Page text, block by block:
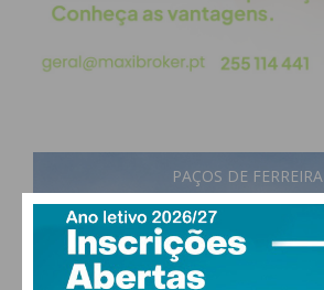
PAÇOS DE FERREIRA
16°